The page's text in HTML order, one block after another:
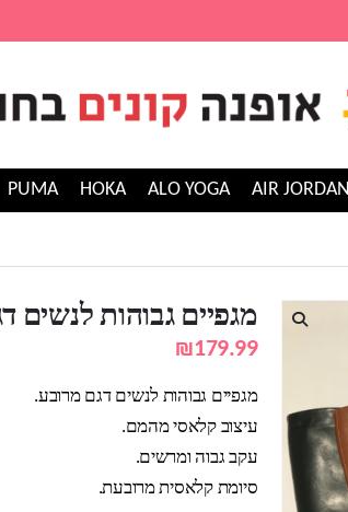
AIR JORDAN
ALO YOGA
HOKA
PUMA
מגפיים גבוהות לנשים
₪179.99
מגפיים גבוהות לנשים דגם מרובע.
עיצוב קלאסי מהמם.
עקב גבוה ומרשים.
סיומת קלאסית מרובעת.